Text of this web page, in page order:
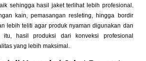
sehingga hasil jaket terlihat lebih profesional.
kain, pemasangan resleting, hingga bordir
lebih teliti agar produk nyaman digunakan dan
hasil produksi dari konveksi profesional
yang lebih maksimal.